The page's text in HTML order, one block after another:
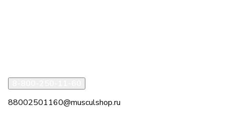
88002501160@musculshop.ru